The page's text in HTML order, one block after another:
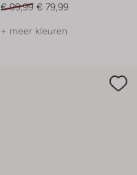
€ 99,99 € 79,99
+ meer kleuren